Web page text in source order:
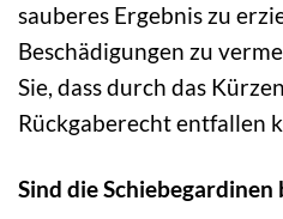
sauberes Ergebnis zu
Beschädigungen zu
Sie, dass durch das
Rückgaberecht entfallen
Sind die Schiebegardinen